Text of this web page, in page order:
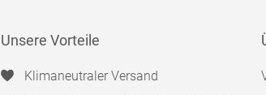
Unsere Vorteile
Klimaneutraler Versand